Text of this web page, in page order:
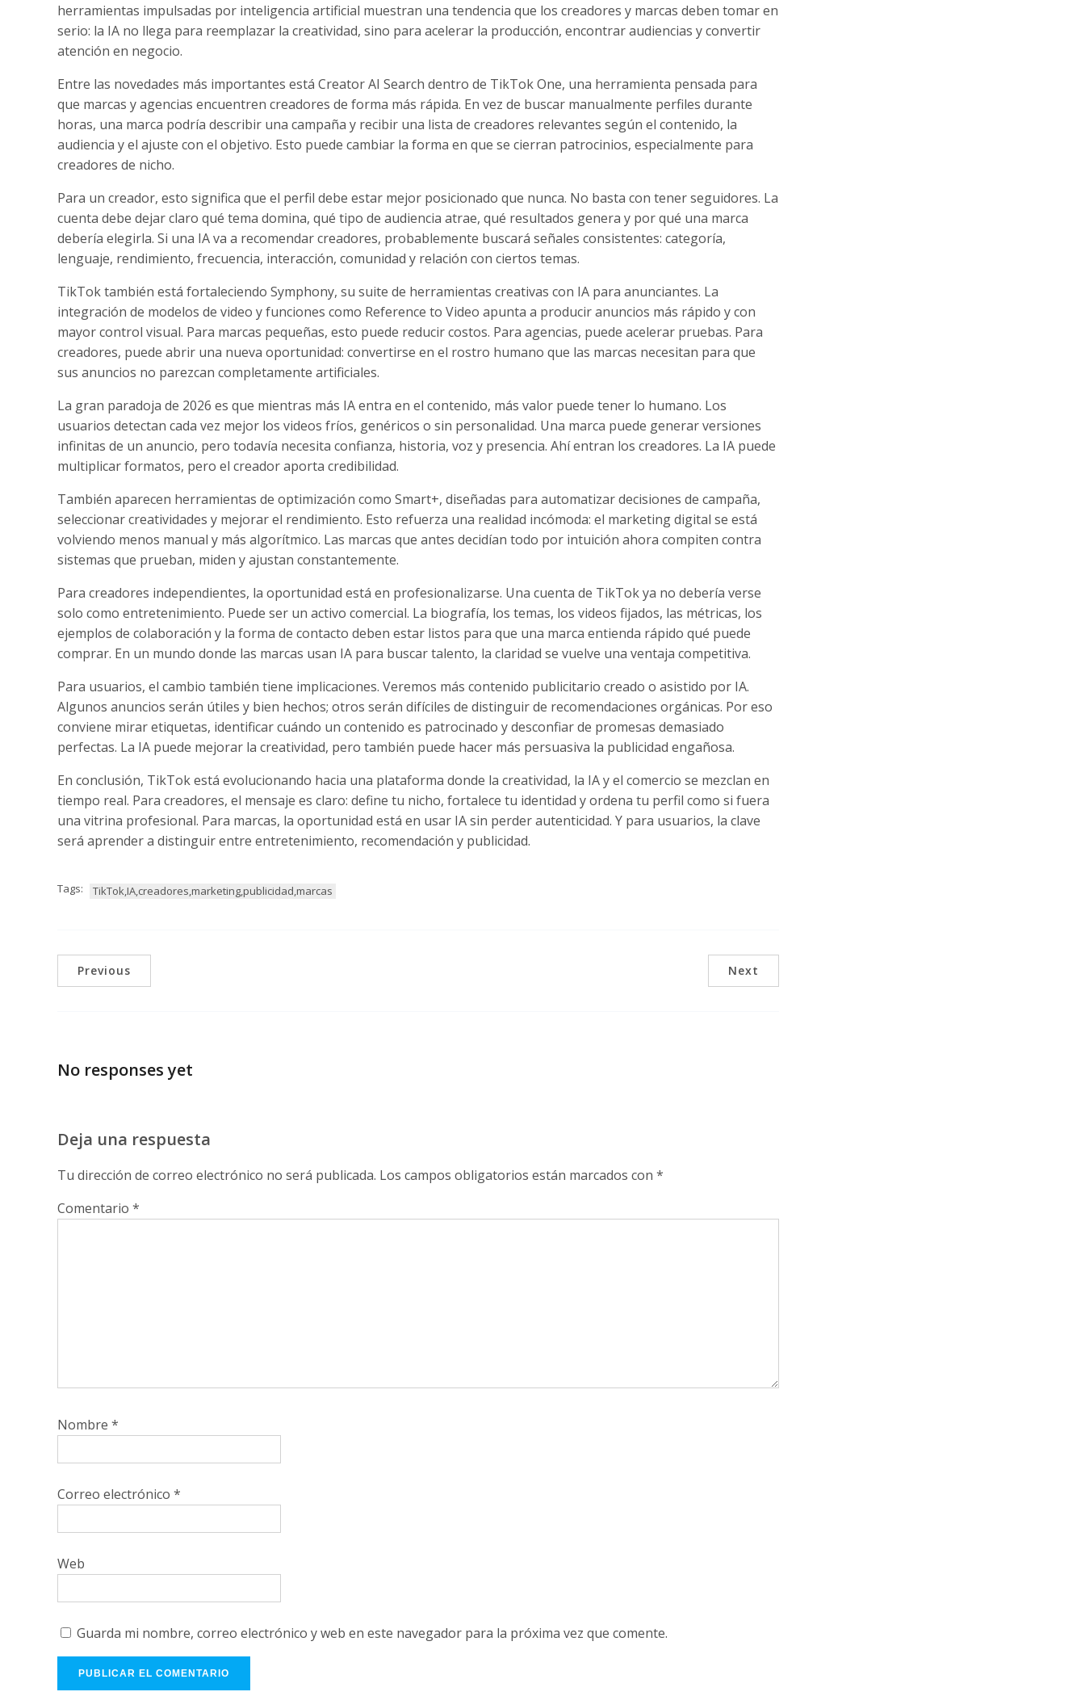
herramientas impulsadas por inteligencia artificial muestran una tendencia que los creadores y marcas deben tomar en
serio: la IA no llega para reemplazar la creatividad, sino para acelerar la producción, encontrar audiencias y convertir
atención en negocio.
Entre las novedades más importantes está Creator AI Search dentro de TikTok One, una herramienta pensada para
que marcas y agencias encuentren creadores de forma más rápida. En vez de buscar manualmente perfiles durante
horas, una marca podría describir una campaña y recibir una lista de creadores relevantes según el contenido, la
audiencia y el ajuste con el objetivo. Esto puede cambiar la forma en que se cierran patrocinios, especialmente para
creadores de nicho.
Para un creador, esto significa que el perfil debe estar mejor posicionado que nunca. No basta con tener seguidores. La
cuenta debe dejar claro qué tema domina, qué tipo de audiencia atrae, qué resultados genera y por qué una marca
debería elegirla. Si una IA va a recomendar creadores, probablemente buscará señales consistentes: categoría,
lenguaje, rendimiento, frecuencia, interacción, comunidad y relación con ciertos temas.
TikTok también está fortaleciendo Symphony, su suite de herramientas creativas con IA para anunciantes. La
integración de modelos de video y funciones como Reference to Video apunta a producir anuncios más rápido y con
mayor control visual. Para marcas pequeñas, esto puede reducir costos. Para agencias, puede acelerar pruebas. Para
creadores, puede abrir una nueva oportunidad: convertirse en el rostro humano que las marcas necesitan para que
sus anuncios no parezcan completamente artificiales.
La gran paradoja de 2026 es que mientras más IA entra en el contenido, más valor puede tener lo humano. Los
usuarios detectan cada vez mejor los videos fríos, genéricos o sin personalidad. Una marca puede generar versiones
infinitas de un anuncio, pero todavía necesita confianza, historia, voz y presencia. Ahí entran los creadores. La IA puede
multiplicar formatos, pero el creador aporta credibilidad.
También aparecen herramientas de optimización como Smart+, diseñadas para automatizar decisiones de campaña,
seleccionar creatividades y mejorar el rendimiento. Esto refuerza una realidad incómoda: el marketing digital se está
volviendo menos manual y más algorítmico. Las marcas que antes decidían todo por intuición ahora compiten contra
sistemas que prueban, miden y ajustan constantemente.
Para creadores independientes, la oportunidad está en profesionalizarse. Una cuenta de TikTok ya no debería verse
solo como entretenimiento. Puede ser un activo comercial. La biografía, los temas, los videos fijados, las métricas, los
ejemplos de colaboración y la forma de contacto deben estar listos para que una marca entienda rápido qué puede
comprar. En un mundo donde las marcas usan IA para buscar talento, la claridad se vuelve una ventaja competitiva.
Para usuarios, el cambio también tiene implicaciones. Veremos más contenido publicitario creado o asistido por IA.
Algunos anuncios serán útiles y bien hechos; otros serán difíciles de distinguir de recomendaciones orgánicas. Por eso
conviene mirar etiquetas, identificar cuándo un contenido es patrocinado y desconfiar de promesas demasiado
perfectas. La IA puede mejorar la creatividad, pero también puede hacer más persuasiva la publicidad engañosa.
En conclusión, TikTok está evolucionando hacia una plataforma donde la creatividad, la IA y el comercio se mezclan en
tiempo real. Para creadores, el mensaje es claro: define tu nicho, fortalece tu identidad y ordena tu perfil como si fuera
una vitrina profesional. Para marcas, la oportunidad está en usar IA sin perder autenticidad. Y para usuarios, la clave
será aprender a distinguir entre entretenimiento, recomendación y publicidad.
Tags: TikTok,IA,creadores,marketing,publicidad,marcas
Previous Next
No responses yet
Deja una respuesta
Tu dirección de correo electrónico no será publicada. Los campos obligatorios están marcados con *
Comentario *
Nombre *
Correo electrónico *
Web
Guarda mi nombre, correo electrónico y web en este navegador para la próxima vez que comente.